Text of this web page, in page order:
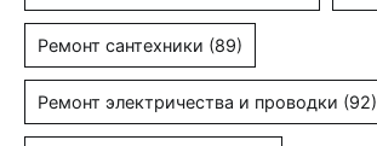
Ремонт сантехники (89)
Ремонт электричества и проводки (92)